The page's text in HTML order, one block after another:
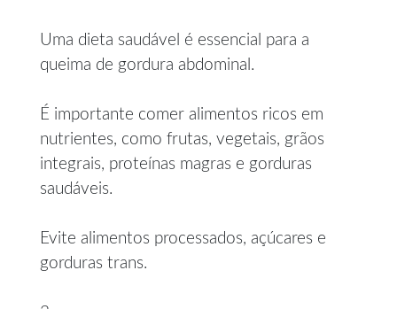
Uma dieta saudável é essencial para a
queima de gordura abdominal.
É importante comer alimentos ricos em
nutrientes, como frutas, vegetais, grãos
integrais, proteínas magras e gorduras
saudáveis.
Evite alimentos processados, açúcares e
gorduras trans.